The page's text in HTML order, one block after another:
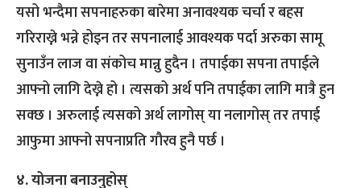
यसो भन्दैमा सपनाहरुका बारेमा अनावश्यक चर्चा र बहस
गरिराख्ने भन्ने होइन तर सपनालाई आवश्यक पर्दा अरुका सामू
सुनाउँन लाज वा संकोच मान्नु हुदैन । तपाईका सपना तपाईले
आफ्नो लागि देख्ने हो । त्यसको अर्थ पनि तपाईका लागि मात्रै हुन
सक्छ । अरुलाई त्यसको अर्थ लागोस् या नलागोस् तर तपाई
आफुमा आफ्नो सपनाप्रति गौरव हुनै पर्छ ।
४. योजना बनाउनुहोस्